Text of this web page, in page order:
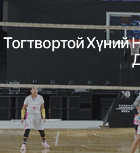
Тогтвортой Хүний